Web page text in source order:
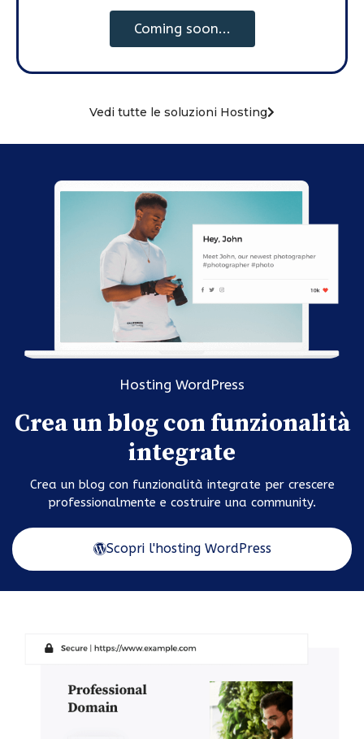
Coming soon...
Vedi tutte le soluzioni Hosting
Hosting WordPress
Crea un blog con funzionalità
integrate
Crea un blog con funzionalità integrate per crescere
professionalmente e costruire una community.
Scopri l'hosting WordPress